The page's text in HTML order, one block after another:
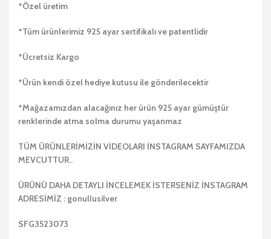
*Özel üretim
*Tüm ürünlerimiz 925 ayar sertifikalı ve patentlidir
*Ücretsiz Kargo
*Ürün kendi özel hediye kutusu ile gönderilecektir
*Mağazamızdan alacağınız her ürün 925 ayar gümüştür
renklerinde atma solma durumu yaşanmaz
TÜM ÜRÜNLERİMİZİN VİDEOLARI İNSTAGRAM SAYFAMIZDA
MEVCUTTUR..
ÜRÜNÜ DAHA DETAYLI İNCELEMEK İSTERSENİZ İNSTAGRAM
ADRESİMİZ : gonullusilver
SFG3523073